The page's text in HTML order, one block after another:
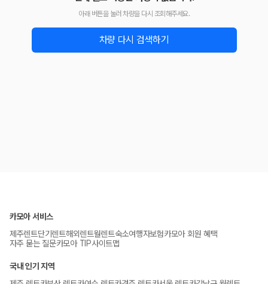
아래 버튼을 눌러 차량을 다시 조회해주세요.
차량 다시 검색하기
카모아 서비스
제주렌트단기렌트해외렌트월렌트숙소여행자보험카모아 회원 혜택
자주 묻는 질문카모아 TIP사이트맵
국내 인기 지역